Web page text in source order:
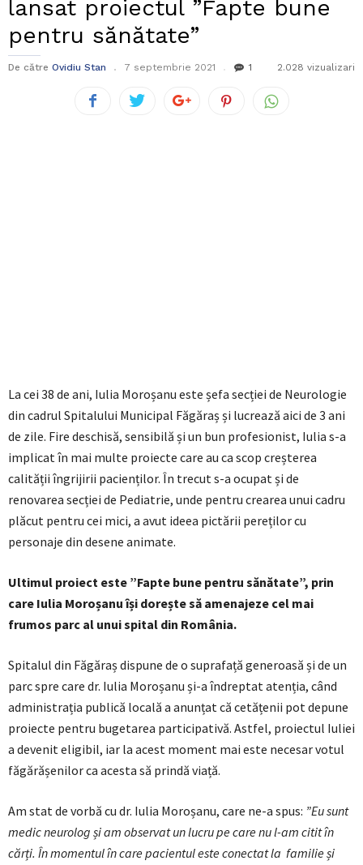
lansat proiectul ”Fapte bune
pentru sănătate”
De către Ovidiu Stan 7 septembrie 2021 1 2.028 vizualizari
La cei 38 de ani, Iulia Moroșanu este șefa secției de Neurologie
din cadrul Spitalului Municipal Făgăraș și lucrează aici de 3 ani
de zile. Fire deschisă, sensibilă și un bun profesionist, Iulia s-a
implicat în mai multe proiecte care au ca scop creșterea
calității îngrijirii pacienților. În trecut s-a ocupat și de
renovarea secției de Pediatrie, unde pentru crearea unui cadru
plăcut pentru cei mici, a avut ideea pictării pereților cu
personaje din desene animate.
Ultimul proiect este ”Fapte bune pentru sănătate”, prin
care Iulia Moroșanu își dorește să amenajeze cel mai
frumos parc al unui spital din România.
Spitalul din Făgăraș dispune de o suprafață generoasă și de un
parc spre care dr. Iulia Moroșanu și-a îndreptat atenția, când
administrația publică locală a anunțat că cetățenii pot depune
proiecte pentru bugetarea participativă. Astfel, proiectul Iuliei
a devenit eligibil, iar la acest moment mai este necesar votul
făgărășenilor ca acesta să prindă viață.
Am stat de vorbă cu dr. Iulia Moroșanu, care ne-a spus: ”Eu sunt
medic neurolog și am observat un lucru pe care nu l-am citit în
cărți. În momentul în care pacientul este conectat la familie și